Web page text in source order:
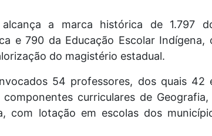
a marca histórica de 1.797
e 790 da Educação Escolar Indígena,
do magistério estadual.
54 professores, dos quais 42
curriculares de
com lotação em escolas dos